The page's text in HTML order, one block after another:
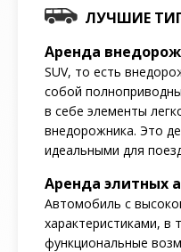
ЛУЧШИЕ
Аренда
SUV, то есть
собой
в себе элементы
внедорожника. Это
идеальными для
Аренда элитных
Автомобиль с
характеристиками, в
функциональные